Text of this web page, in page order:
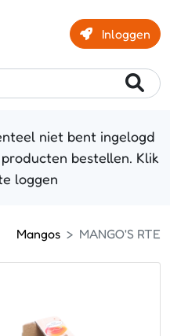
Inloggen
niet bent ingelogd
bestellen. Klik
loggen
Mangos MANGO'S RTE